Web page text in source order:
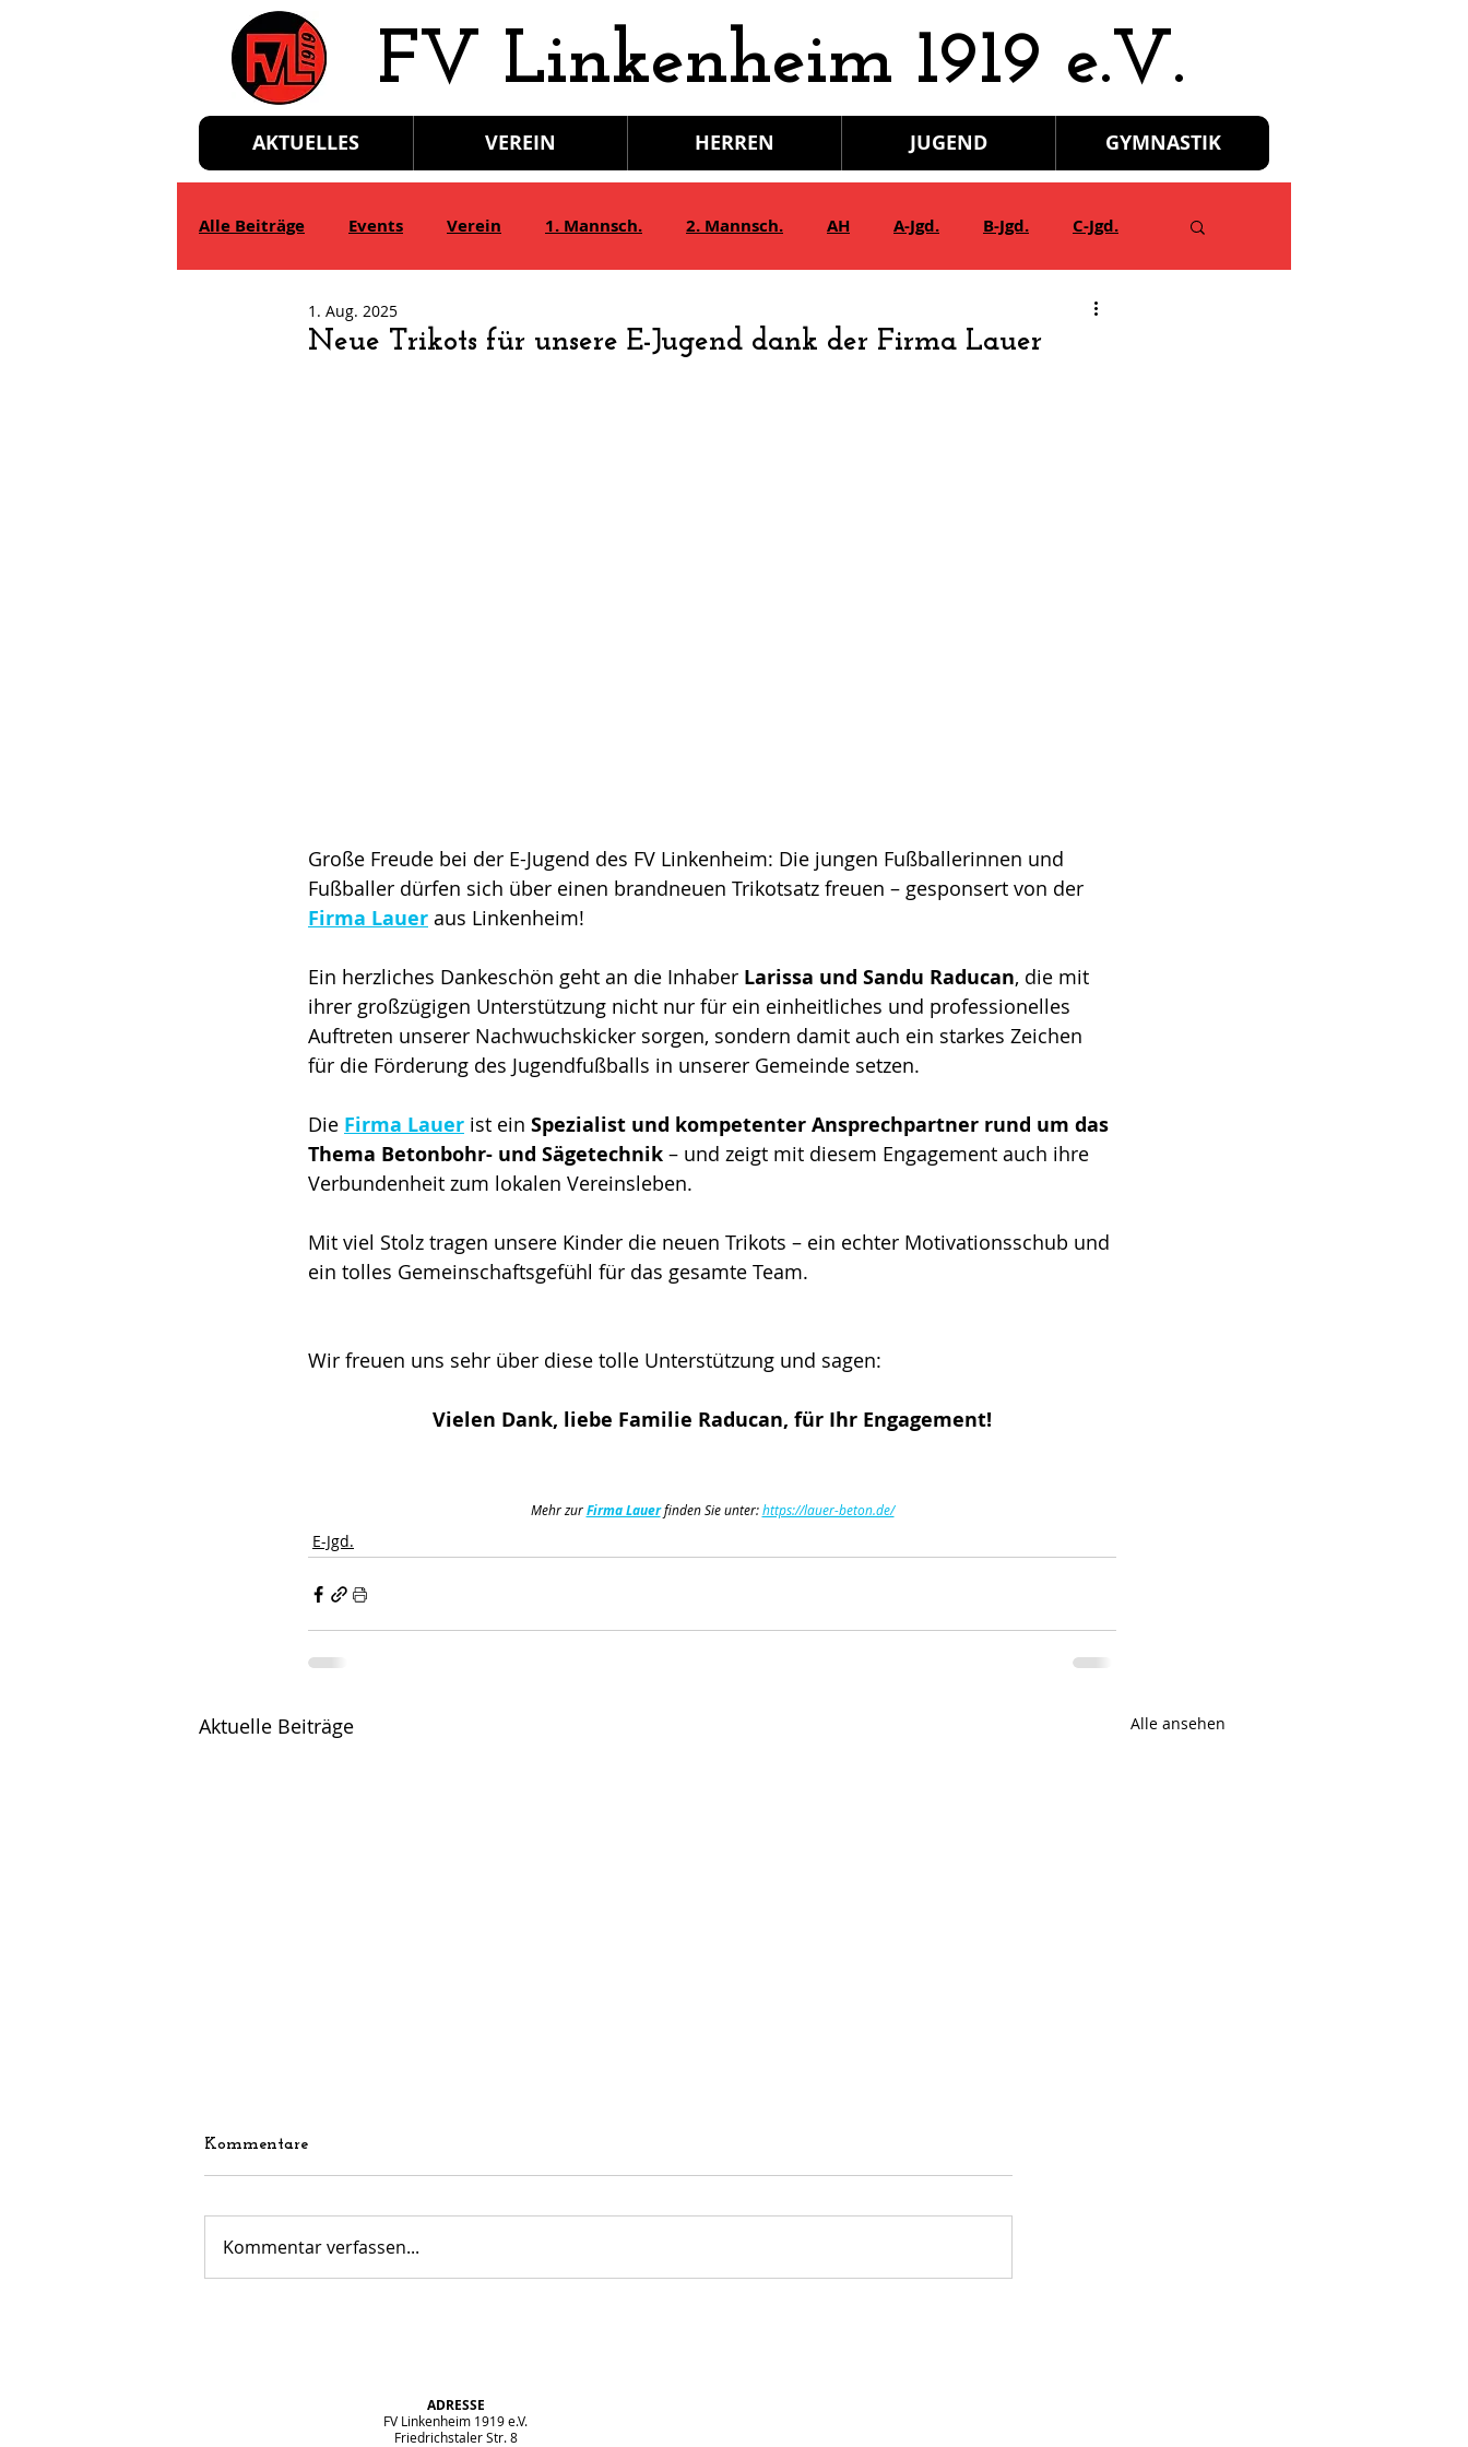
​FV Linkenheim 1919 e.V.
AKTUELLES VEREIN HERREN JUGEND GYMNASTIK
Alle Beiträge Events Verein 1. Mannsch. 2. Mannsch. AH A-Jgd. B-Jgd. C-Jgd.
E-Jgd.
Neue Trikots für unsere E-Jugend dank der Firma Lauer
1. Aug. 2025
Große Freude bei der E-Jugend des FV Linkenheim: Die jungen Fußballerinnen und
Fußballer dürfen sich über einen brandneuen Trikotsatz freuen – gesponsert von der
Firma Lauer aus Linkenheim!
Ein herzliches Dankeschön geht an die Inhaber Larissa und Sandu Raducan, die mit
ihrer großzügigen Unterstützung nicht nur für ein einheitliches und professionelles
Auftreten unserer Nachwuchskicker sorgen, sondern damit auch ein starkes Zeichen
für die Förderung des Jugendfußballs in unserer Gemeinde setzen.
Die Firma Lauer ist ein Spezialist und kompetenter Ansprechpartner rund um das
Thema Betonbohr- und Sägetechnik – und zeigt mit diesem Engagement auch ihre
Verbundenheit zum lokalen Vereinsleben.
Mit viel Stolz tragen unsere Kinder die neuen Trikots – ein echter Motivationsschub und
ein tolles Gemeinschaftsgefühl für das gesamte Team.
Wir freuen uns sehr über diese tolle Unterstützung und sagen:
Vielen Dank, liebe Familie Raducan, für Ihr Engagement!
Mehr zur Firma Lauer finden Sie unter: https://lauer-beton.de/
E-Jgd.
Aktuelle Beiträge Alle ansehen
Kommentare
Kommentar verfassen...
ADRESSE
FV Linkenheim 1919 e.V.
Friedrichstaler Str. 8